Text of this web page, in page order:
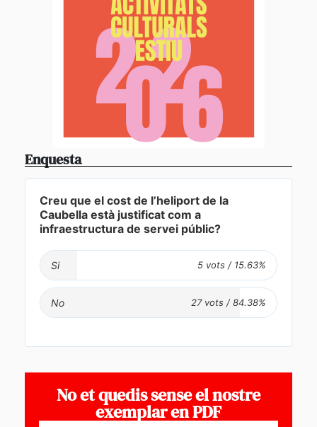
Enquesta
Creu que el cost de l’heliport de la
Caubella està justificat com a
infraestructura de servei públic?
Si
No
No et quedis sense el nostre
exemplar en PDF